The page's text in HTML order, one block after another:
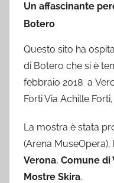
Un affascinante
Botero
Questo sito ha
di Botero che si è
febbraio 2018 a
Forti Via Achille Forti,
La mostra è stata
(Arena MuseOpera),
Verona, Comune di
Mostre Skira.